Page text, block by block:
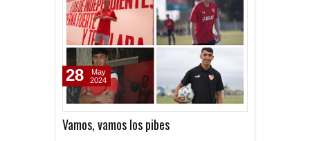
Vamos, vamos los pibes
28
May
2024